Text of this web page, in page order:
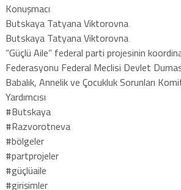
Konuşmacı
Butskaya Tatyana Viktorovna
Butskaya Tatyana Viktorovna
“Güçlü Aile” federal parti projesinin
Federasyonu Federal Meclisi Devlet
Babalık, Annelik ve Çocukluk Sorunları
Yardımcısı
#Butskaya
#Razvorotneva
#bölgeler
#partprojeler
#güçlüaile
#girişimler